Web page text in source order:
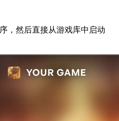
，然后直接从游戏库中启动